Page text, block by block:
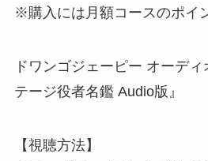
※購入には月額コースのポイ
ドワンゴジェーピー オーデ
テージ役者名鑑 Audio版』
【視聴方法】